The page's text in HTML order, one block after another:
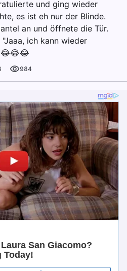
und ging wieder
es ist eh nur der Blinde.
an und öffnete die Tür.
ich kann wieder
984